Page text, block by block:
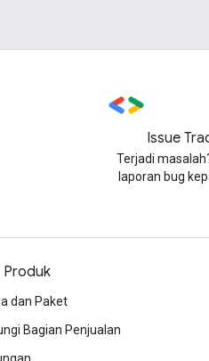
Issue
Terjadi
laporan bug
Produk
dan Paket
Bagian Penjualan